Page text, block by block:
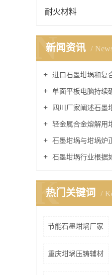
耐火材料
新闻资讯
N
进口石墨坩埚和复
单面平板电脑持续碾压和
四川厂家阐述石墨
轻金属合金熔解用
石墨坩埚与坩埚炉
石墨坩埚行业根据如
热门关键词
K
节能石墨坩埚厂家
重庆坩埚压铸辅材